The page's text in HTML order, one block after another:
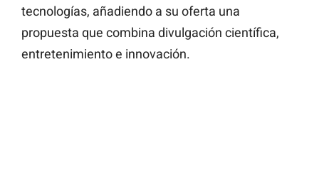
tecnologías, añadiendo a su oferta una
propuesta que combina divulgación científica,
entretenimiento e innovación.